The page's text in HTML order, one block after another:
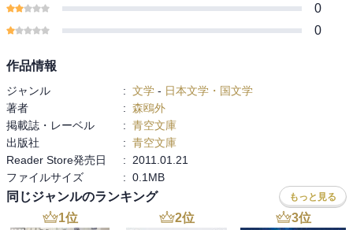
0
0
作品情報
ジャンル : 文学 - 日本文学・国文学
著者
: 森鴎外
掲載誌・レーベル
: 青空文庫
出版社
: 青空文庫
Reader Store発売日
:
2011.01.21
ファイルサイズ
: 0.1MB
同じジャンルのランキング もっと見る
1位 2位 3位